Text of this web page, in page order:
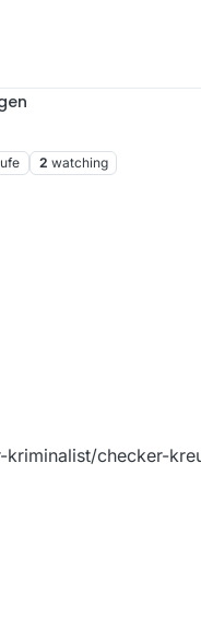
2 watching
checker-